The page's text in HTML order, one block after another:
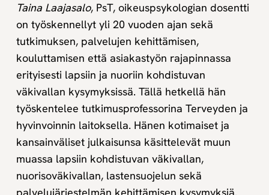
Taina Laajasalo, PsT, oikeuspsykologian dosentti
on työskennellyt yli 20 vuoden ajan sekä
tutkimuksen, palvelujen kehittämisen,
kouluttamisen että asiakastyön rajapinnassa
erityisesti lapsiin ja nuoriin kohdistuvan
väkivallan kysymyksissä. Tällä hetkellä hän
työskentelee tutkimusprofessorina Terveyden ja
hyvinvoinnin laitoksella. Hänen kotimaiset ja
kansainväliset julkaisunsa käsittelevät muun
muassa lapsiin kohdistuvan väkivallan,
nuorisoväkivallan, lastensuojelun sekä